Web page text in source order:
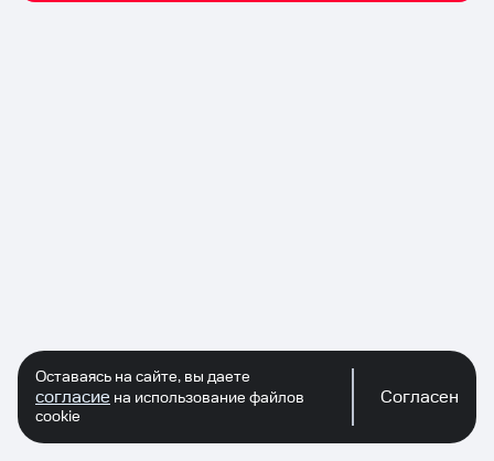
Оставаясь на сайте, вы даете
согласие на использование файлов
cookie
Согласен